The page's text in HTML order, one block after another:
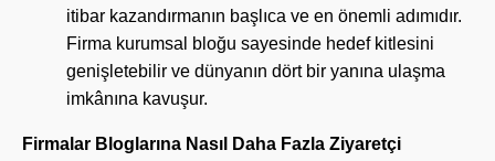
itibar kazandırmanın başlıca ve en önemli adımıdır.
Firma kurumsal bloğu sayesinde hedef kitlesini
genişletebilir ve dünyanın dört bir yanına ulaşma
imkânına kavuşur.
Firmalar Bloglarına Nasıl Daha Fazla Ziyaretçi